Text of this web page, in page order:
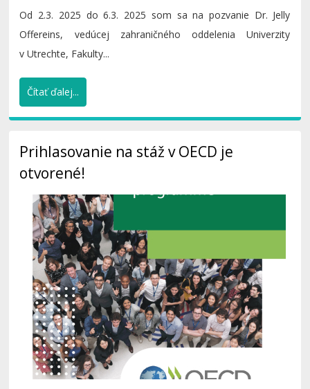
Od 2.3. 2025 do 6.3. 2025 som sa na pozvanie Dr. Jelly
Offereins, vedúcej zahraničného oddelenia Univerzity
v Utrechte, Fakulty...
Čítať ďalej...
Prihlasovanie na stáž v OECD je
otvorené!